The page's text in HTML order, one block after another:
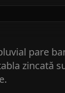
pare
zincată